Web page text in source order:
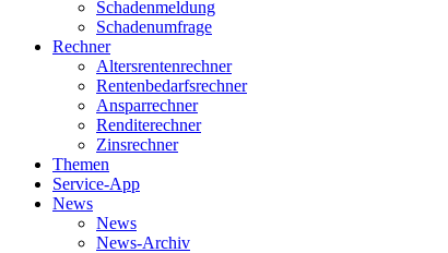
Schadenmeldung
Schadenumfrage
Rechner
Altersrentenrechner
Rentenbedarfsrechner
Ansparrechner
Renditerechner
Zinsrechner
Themen
Service-App
News
News
News-Archiv